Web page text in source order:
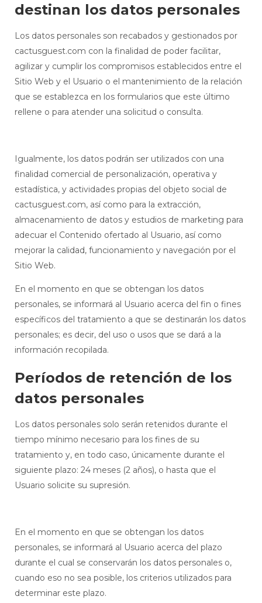
destinan los datos personales
Los datos personales son recabados y gestionados por
cactusguest.com con la finalidad de poder facilitar,
agilizar y cumplir los compromisos establecidos entre el
Sitio Web y el Usuario o el mantenimiento de la relación
que se establezca en los formularios que este último
rellene o para atender una solicitud o consulta.
Igualmente, los datos podrán ser utilizados con una
finalidad comercial de personalización, operativa y
estadística, y actividades propias del objeto social de
cactusguest.com, así como para la extracción,
almacenamiento de datos y estudios de marketing para
adecuar el Contenido ofertado al Usuario, así como
mejorar la calidad, funcionamiento y navegación por el
Sitio Web.
En el momento en que se obtengan los datos
personales, se informará al Usuario acerca del fin o fines
específicos del tratamiento a que se destinarán los datos
personales; es decir, del uso o usos que se dará a la
información recopilada.
Períodos de retención de los
datos personales
Los datos personales solo serán retenidos durante el
tiempo mínimo necesario para los fines de su
tratamiento y, en todo caso, únicamente durante el
siguiente plazo: 24 meses (2 años), o hasta que el
Usuario solicite su supresión.
En el momento en que se obtengan los datos
personales, se informará al Usuario acerca del plazo
durante el cual se conservarán los datos personales o,
cuando eso no sea posible, los criterios utilizados para
determinar este plazo.